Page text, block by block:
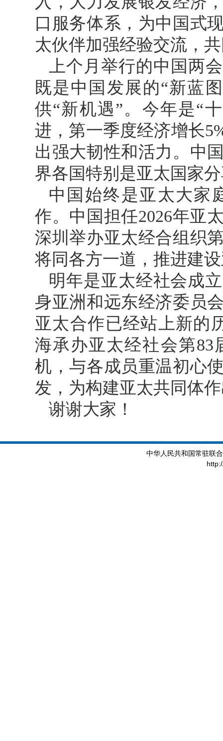
口服务体系，为中国式
太伙伴加强经验交流，
上个月举行的中国两
既是中国发展的“新蓝
供“新机遇”。今年是“
进，第一季度经济增长
出强大韧性和活力。中
界各国特别是亚太国家
中国始终是亚太大家
作。中国担任2026年亚
深圳举办亚太经合组织
将同各方一道，推进建
明年是亚太经社会成
身亚洲和远东经济委员
亚太合作已经站上新的
海承办亚太经社会第83
机，与各成员重温初心
发，为构建亚太共同体
谢谢大家！
中华人民共和国常驻联